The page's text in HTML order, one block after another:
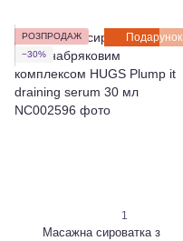
Подарунок
РОЗПРОДАЖ
−30%
1
Масажна сироватка з